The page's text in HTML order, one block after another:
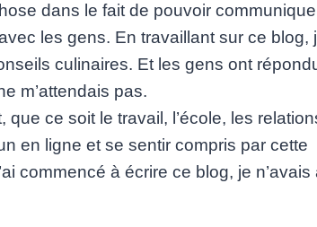
dans le fait de pouvoir
les gens. En travaillant sur ce blog,
culinaires. Et les gens ont
m’attendais pas.
ce soit le travail, l’école, les
en ligne et se sentir compris par cette
commencé à écrire ce blog, je n’avais